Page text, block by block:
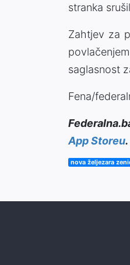
stranka
Zahtjev za
saglasnost
Fena/
App Storeu.
nova željezara